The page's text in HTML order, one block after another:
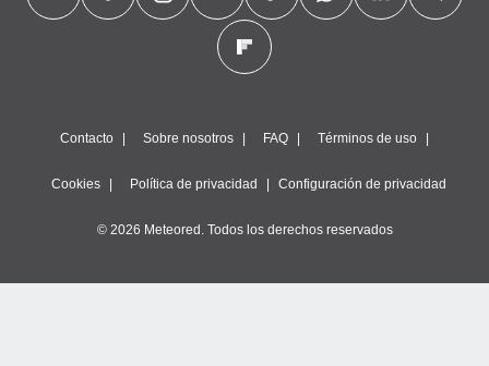
Contacto Sobre nosotros FAQ Términos de uso
Cookies Política de privacidad Configuración de privacidad
© 2026 Meteored. Todos los derechos reservados